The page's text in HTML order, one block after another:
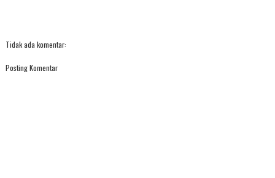
Tidak ada komentar:
Posting Komentar